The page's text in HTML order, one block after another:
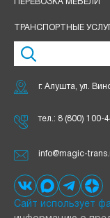
ПЕРЕВОЗКА МЕБЕЛИ
ТРАНСПОРТНЫЕ
г. Алушта, ул.
тел.: 8 (800) 100-
info@magic-
Сайт использует